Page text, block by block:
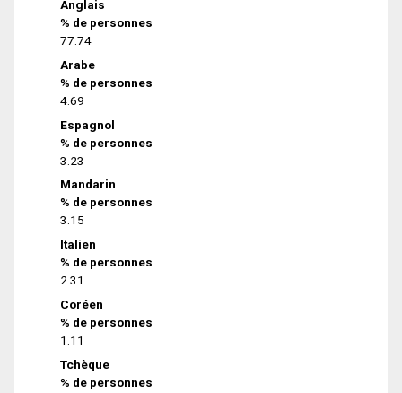
Anglais
% de personnes
77.74
Arabe
% de personnes
4.69
Espagnol
% de personnes
3.23
Mandarin
% de personnes
3.15
Italien
% de personnes
2.31
Coréen
% de personnes
1.11
Tchèque
% de personnes